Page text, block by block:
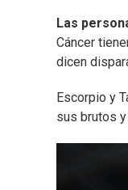
Las
Cáncer
dicen
Escorpio y
sus brutos